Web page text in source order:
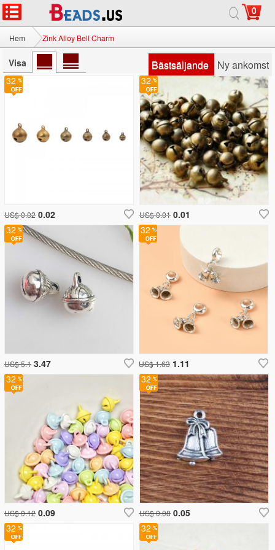
0
Hem Zink Alloy Bell Charm
Visa Bästsäljande Ny ankomst
32
US$ 5.1 3.47
32
US$ 0.12 0.09
32
US$ 1.63 1.11
32
US$ 0.02 0.02
32
US$ 0.08 0.05
32
US$ 0.01 0.01
32 32